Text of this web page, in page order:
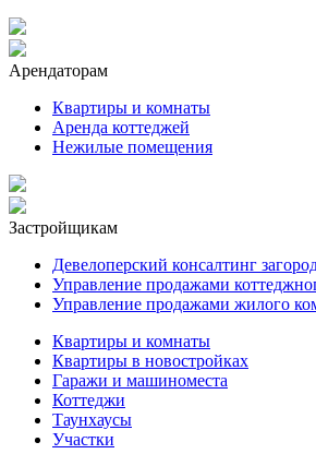
Арендаторам
Квартиры и комнаты
Аренда коттеджей
Нежилые помещения
Застройщикам
Девелоперский консалтинг
Управление продажами
Управление продажами жилого
Квартиры и комнаты
Квартиры в новостройках
Гаражи и машиноместа
Коттеджи
Таунхаусы
Участки